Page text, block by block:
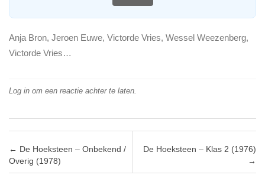
Anja Bron, Jeroen Euwe, Victorde Vries, Wessel Weezenberg,
Victorde Vries…
Log in om een reactie achter te laten.
Post navigation
← De Hoeksteen – Onbekend /
Overig (1978)
De Hoeksteen – Klas 2 (1976)
→